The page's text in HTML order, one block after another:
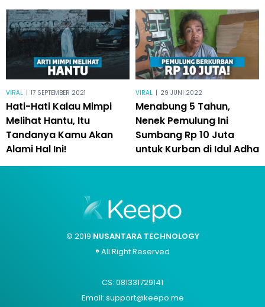
VIRAL | 17 SEPTEMBER 2021
Hati-Hati Kalau Mimpi
Melihat Hantu, Itu
Tandanya Kamu Akan
Alami Hal Ini!
VIRAL | 29 JUNI 2022
Menabung 5 Tahun,
Nenek Pemulung Ini
Sumbang Rp 10 Juta
untuk Kurban di Idul Adha
© 2019 NUSANTARA TECHNOLOGY
® All Right Reserved
CS: 081331729141
Email: support@keepo.me